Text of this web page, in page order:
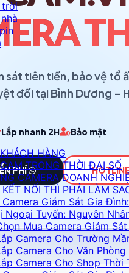
trời
HÀNG
TRONG THỜI ĐẠI SỐ
CAMERA DOANH
NỐI THÌ PHẢI LÀM
Giám Sát Gia
Ngoại Tuyến: Nguyên
Mua Camera Giám
Camera Cho Trường
Camera Cho Văn
Camera Cho Shop Thời
sát tiên tiến, bảo vệ tổ
đối tại Bình Dương -
Lắp nhanh 2H Bảo mật
PHÍ